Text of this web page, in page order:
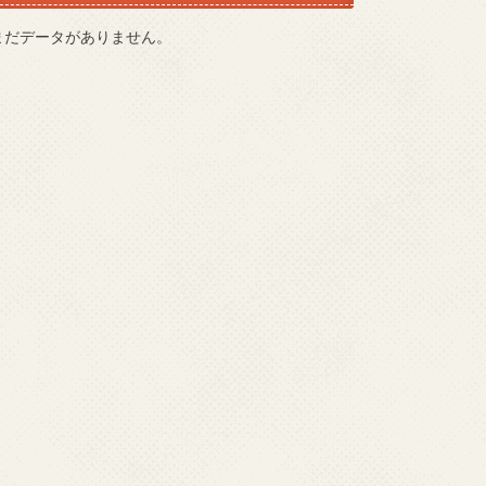
だデータがありません。